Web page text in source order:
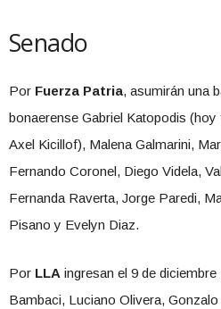
Senado
Por Fuerza Patria, asumirán una
bonaerense Gabriel Katopodis
Axel Kicillof), Malena Galmarini,
Fernando Coronel, Diego Videla,
Fernanda Raverta, Jorge Paredi,
Pisano y Evelyn Diaz.
Por LLA ingresan el 9 de
Bambaci, Luciano Olivera,